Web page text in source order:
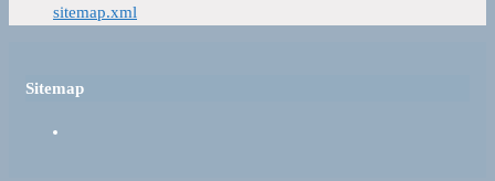
sitemap.xml
Sitemap